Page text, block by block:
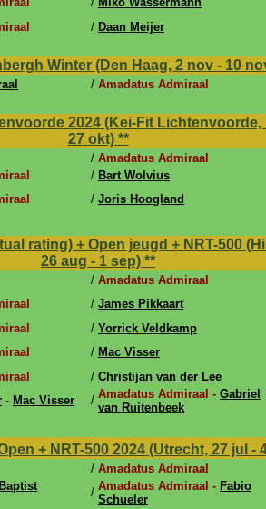
/ Daan Meijer
Winter (Den Haag, 2 nov - 10
/ Amadatus Admiraal
2024 (Kei-Fit Lichtenvoorde,
27 okt) **
/ Amadatus Admiraal
/ Bart Wolvius
/ Joris Hoogland
rating) + Open jeugd + NRT-500
26 aug - 1 sep) **
/ Amadatus Admiraal
/ James Pikkaart
/ Yorrick Veldkamp
/ Mac Visser
/ Christijan van der Lee
- Mac Visser / Amadatus Admiraal - Gabriel
van Ruitenbeek
+ NRT-500 2024 (Utrecht, 27 jul -
/ Amadatus Admiraal
Baptist
/ Amadatus Admiraal - Fabio
Schueler